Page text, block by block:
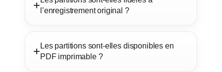
l’enregistrement original ?
Les partitions sont-elles disponibles en
PDF imprimable ?